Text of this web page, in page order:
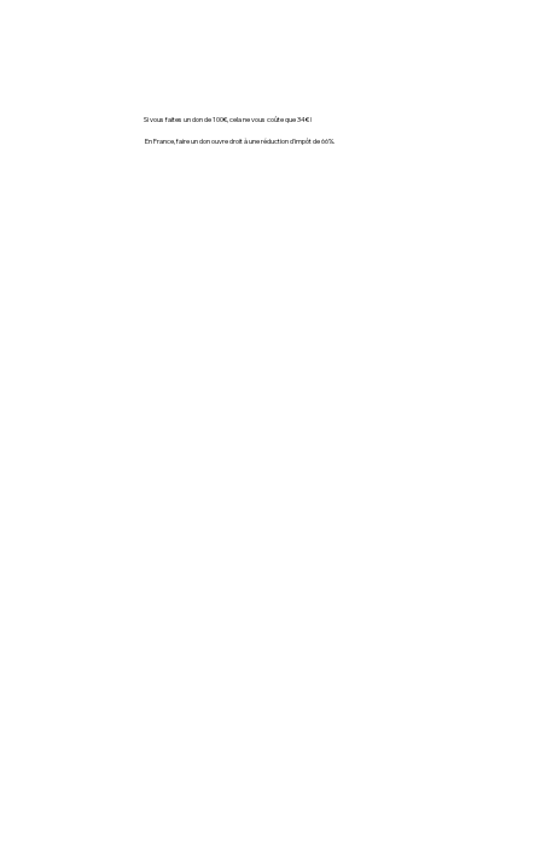
Si vous faites un don de 100€, cela ne vous coûte que 34€ !
En France, faire un don ouvre droit à une réduction d'impôt de 66%.